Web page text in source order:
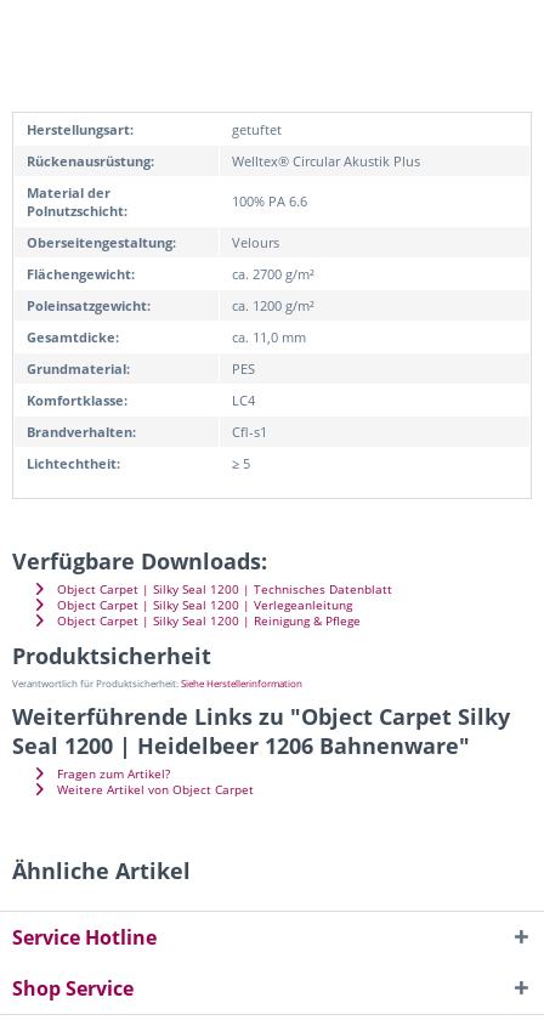
Herstellungsart:
getuftet
Rückenausrüstung:
Welltex® Circular Akustik Plus
Material der
Polnutzschicht:
100% PA 6.6
Oberseitengestaltung:
Velours
Flächengewicht:
ca. 2700 g/m²
Poleinsatzgewicht:
ca. 1200 g/m²
Gesamtdicke:
ca. 11,0 mm
Grundmaterial:
PES
Komfortklasse:
LC4
Brandverhalten:
Cfl-s1
Lichtechtheit:
≥ 5
Verfügbare Downloads:
Object Carpet | Silky Seal 1200 | Technisches Datenblatt
Object Carpet | Silky Seal 1200 | Verlegeanleitung
Object Carpet | Silky Seal 1200 | Reinigung & Pflege
Produktsicherheit
Verantwortlich für Produktsicherheit:Siehe Herstellerinformation
Weiterführende Links zu "Object Carpet Silky
Seal 1200 | Heidelbeer 1206 Bahnenware"
Fragen zum Artikel?
Weitere Artikel von Object Carpet
Ähnliche Artikel
Service Hotline
Shop Service